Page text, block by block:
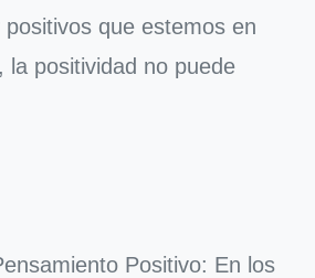
que estemos en
la positividad no puede
Positivo: En los